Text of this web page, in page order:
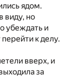
ядом.
виду, но
убеждать и
к делу.
вверх, и
за